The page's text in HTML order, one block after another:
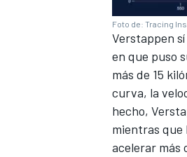
Foto de: Tracing
Verstappen
en que puso
más de 15
curva, la
hecho,
mientras que
acelerar más